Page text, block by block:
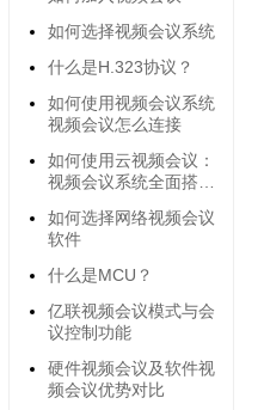
如何选择视频会议系统
什么是H.323协议？
如何使用视频会议系统
视频会议怎么连接
如何使用云视频会议：
视频会议系统全面搭建
如何选择网络视频会议
软件
什么是MCU？
亿联视频会议模式与会
议控制功能
硬件视频会议及软件视
频会议优势对比